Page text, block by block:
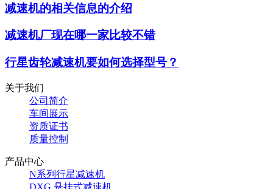
减速机的相关信息的介绍
减速机厂现在哪一家比较不错
行星齿轮减速机要如何选择型号？
关于我们
公司简介
车间展示
资质证书
质量控制
产品中心
N系列行星减速机
DXG 悬挂式减速机